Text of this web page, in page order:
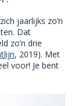
jaarlijks zo’n
Dat
zo’n drie
, 2019). Met
voor! Je bent